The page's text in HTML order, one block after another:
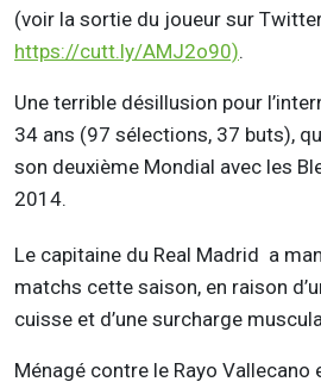
(voir la sortie du joueur sur
https://cutt.ly/AMJ2o90).
Une terrible désillusion pour
34 ans (97 sélections, 37 buts),
son deuxième Mondial avec les
2014.
Le capitaine du Real Madrid a
matchs cette saison, en raison
cuisse et d’une surcharge
Ménagé contre le Rayo Vallecano